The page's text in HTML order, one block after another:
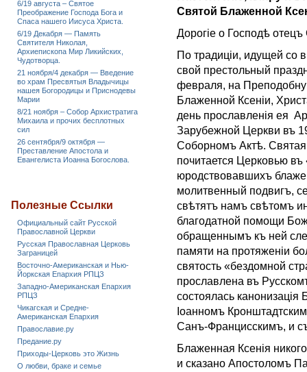
Святой Блаженной
Дорогіе о Господѣ
По традиціи, идущей со
свой престольный
февраля, на
Блаженной Ксеніи,
день прославленія ея
Зарубежной Церкви въ
Соборномъ Актѣ.
почитается Церковью
юродствовавшихъ
молитвенный подвигъ,
свѣтятъ намъ свѣтомъ
благодатной помощи
обращеннымъ къ ней
памяти на протяженіи
святость «бездомной
прославлена въ
состоялась
Іоанномъ
Санъ-Францисскимъ, и
Блаженная Ксенія
и сказано Апостоломъ
6/19 августа – Святое
Преображение Господа Бога и
Спаса нашего Иисуса Христа.
6/19 Декабря — Память
Святителя Николая,
Архиепископа Мир Ликийских,
Чудотворца.
21 ноября/4 декабря — Введение
во храм Пресвятыя Владычицы
нашея Богородицы и Приснодевы
Марии
8/21 ноября – Собор Архистратига
Михаила и прочих бесплотных
сил
26 сентября/9 октября —
Преставление Апостола и
Евангелиста Иоанна Богослова.
Полезные Ссылки
Официальный сайт Русской
Православной Церкви
Русская Православная Церковь
Заграницей
Восточно-Американская и Нью-
Йоркская Епархия РПЦЗ
Западно-Американская Епархия
РПЦЗ
Чикагская и Средне-
Американская Епархия
Православие.ру
Предание.ру
Приходы-Церковь это Жизнь
О любви, браке и семье